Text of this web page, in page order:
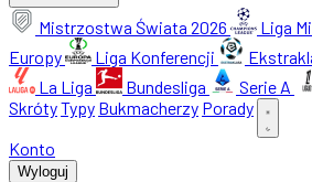
Mistrzostwa Świata 2026 Liga
Europy
Liga Konferencji
La Liga
Bundesliga Serie A
SkrótyTypy Bukmacherzy Porady
Konto
Wyloguj